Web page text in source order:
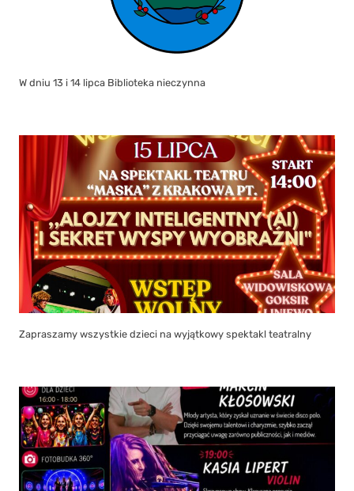
W dniu 13 i 14 lipca Biblioteka nieczynna
Zapraszamy wszystkie dzieci na wyjątkowy spektakl teatralny